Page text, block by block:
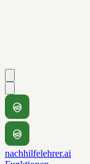
nachhilfelehrer.ai